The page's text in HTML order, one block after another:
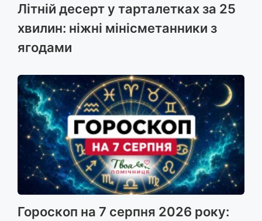
Літній десерт у тарталетках за 25
хвилин: ніжні мінісметанники з
ягодами
Гороскоп на 7 серпня 2026 року: